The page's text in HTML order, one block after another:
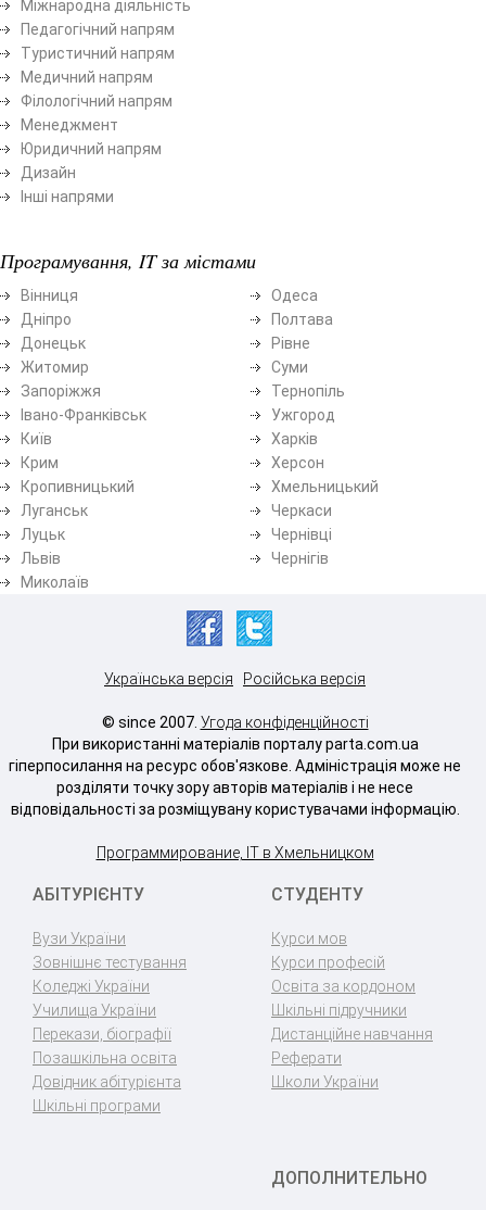
Міжнародна діяльність
Педагогічний напрям
Туристичний напрям
Медичний напрям
Філологічний напрям
Менеджмент
Юридичний напрям
Дизайн
Інші напрями
Програмування, IT за містами
Вінниця
Дніпро
Донецьк
Житомир
Запоріжжя
Івано-Франківськ
Київ
Крим
Кропивницький
Луганськ
Луцьк
Львів
Миколаїв
Одеса
Полтава
Рівне
Суми
Тернопіль
Ужгород
Харків
Херсон
Хмельницький
Черкаси
Чернівці
Чернігів
Українська версія Російська версія
© since 2007. Угода конфіденційності
При використанні матеріалів порталу parta.com.ua
гіперпосилання на ресурс обов'язкове. Адміністрація може не
розділяти точку зору авторів матеріалів і не несе
відповідальності за розміщувану користувачами інформацію.
Программирование, IT в Хмельницком
АБІТУРІЄНТУ
Вузи України
Зовнішнє тестування
Коледжі України
Училища України
Перекази, біографії
Позашкільна освіта
Довідник абітурієнта
Шкільні програми
СТУДЕНТУ
Курси мов
Курси професій
Освіта за кордоном
Шкільні підручники
Дистанційне навчання
Реферати
Школи України
ДОПОЛНИТЕЛЬНО